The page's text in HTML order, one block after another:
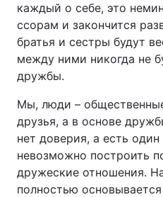
каждый о себе, это
ссорам и закончится
братья и сестры будут
между ними никогда не
дружбы.
Мы, люди –
друзья, а в основе
нет доверия, а есть
невозможно построить
дружеские отношения.
полностью